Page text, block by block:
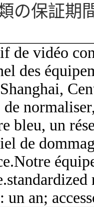
の保証期
de vidéo
des
de
bleu, un
de
un an;